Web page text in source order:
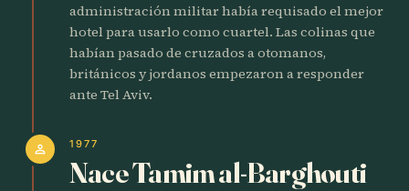
administración militar había requisado el mejor
hotel para usarlo como cuartel. Las colinas que
habían pasado de cruzados a otomanos,
británicos y jordanos empezaron a responder
ante Tel Aviv.
person 1977
Nace Tamim al-Barghouti